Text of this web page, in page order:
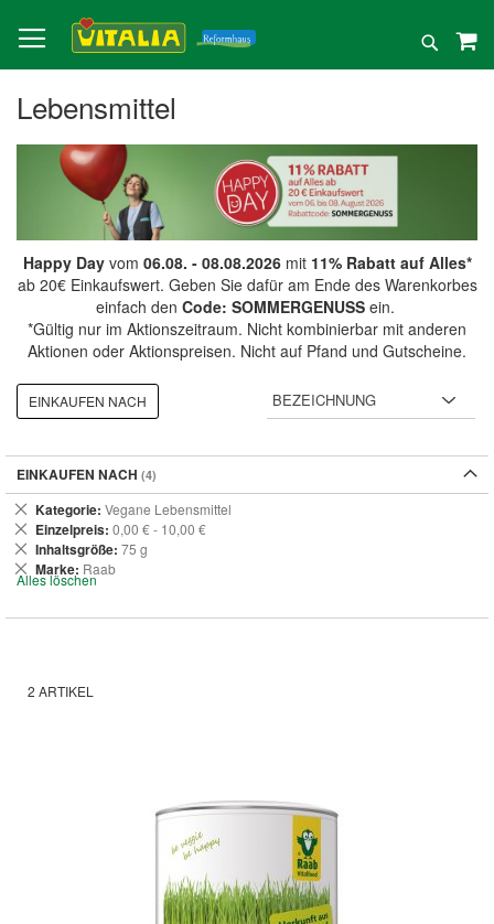
zum
Inhalt
Suche
Lebensmittel
Happy Dayvom 06.08. - 08.08.2026mit 11% Rabatt auf Alles*
ab 20€ Einkaufswert. Geben Sie dafür am Ende des Warenkorbes
einfach den Code: SOMMERGENUSSein.
*Gültig nur im Aktionszeitraum. Nicht kombinierbar mit anderen
Aktionen oder Aktionspreisen. Nicht auf Pfand und Gutscheine.
2 ARTIKEL
EINKAUFEN NACH
EINKAUFEN NACH
Kategorie Vegane Lebensmittel
Dies
entfernen
Einzelpreis 0,00 € - 10,00 €
Dies
entfernen
Inhaltsgröße 75 g
Dies
entfernen
Marke Raab
Dies
entfernen
Alles löschen